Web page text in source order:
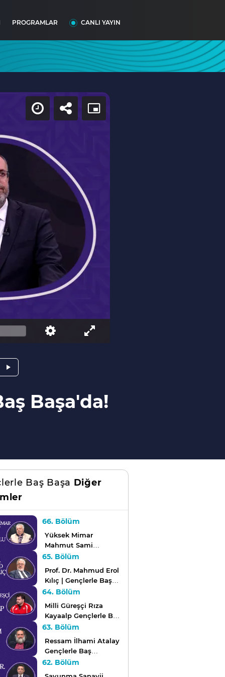
PROGRAMLAR CANLI YAYIN
Başa'da!
Baş Başa Diğer
66. Bölüm
Yüksek Mimar
Mahmut Sami
Kirazoğlu Gençlerle
65. Bölüm
Prof. Dr. Mahmud Erol
Kılıç | Gençlerle Baş
Başa
64. Bölüm
Milli Güreşçi Rıza
Kayaalp Gençlerle Baş
Başa'da!
63. Bölüm
Ressam İlhami Atalay
Gençlerle Baş
Başa'da!
62. Bölüm